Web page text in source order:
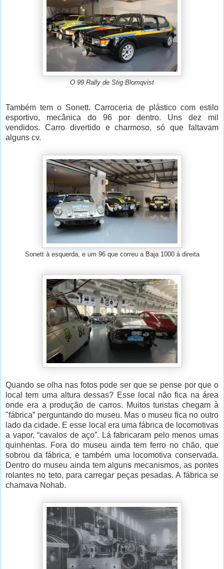
O 99 Rally de Stig Blomqvist
Também tem o Sonett. Carroceria de plástico com estilo
esportivo, mecânica do 96 por dentro. Uns dez mil
vendidos. Carro divertido e charmoso, só que faltavam
alguns cv.
Sonett à esquerda, e um 96 que correu a Baja 1000 à direita
Quando se olha nas fotos pode ser que se pense por que o
local tem uma altura dessas? Esse local não fica na área
onde era a produção de carros. Muitos turistas chegam à
"fábrica” perguntando do museu. Mas o museu fica no outro
lado da cidade. E esse local era uma fábrica de locomotivas
a vapor, “cavalos de aço”. Lá fabricaram pelo menos umas
quinhentas. Fora do museu ainda tem ferro no chão, que
sobrou da fábrica, e também uma locomotiva conservada.
Dentro do museu ainda tem alguns mecanismos, as pontes
rolantes no teto, para carregar peças pesadas. A fábrica se
chamava Nohab.